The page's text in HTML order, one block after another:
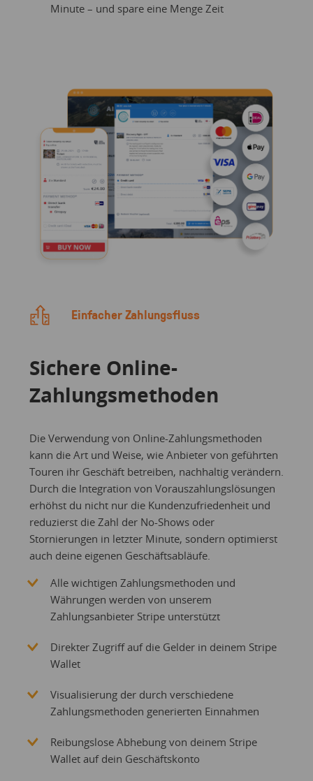
Minute – und spare eine Menge Zeit
Einfacher Zahlungsfluss
Sichere Online-
Zahlungsmethoden
Die Verwendung von Online-Zahlungsmethoden
kann die Art und Weise, wie Anbieter von geführten
Touren ihr Geschäft betreiben, nachhaltig verändern.
Durch die Integration von Vorauszahlungslösungen
erhöhst du nicht nur die Kundenzufriedenheit und
reduzierst die Zahl der No-Shows oder
Stornierungen in letzter Minute, sondern optimierst
auch deine eigenen Geschäftsabläufe.
Alle wichtigen Zahlungsmethoden und
Währungen werden von unserem
Zahlungsanbieter Stripe unterstützt
Direkter Zugriff auf die Gelder in deinem Stripe
Wallet
Visualisierung der durch verschiedene
Zahlungsmethoden generierten Einnahmen
Reibungslose Abhebung von deinem Stripe
Wallet auf dein Geschäftskonto